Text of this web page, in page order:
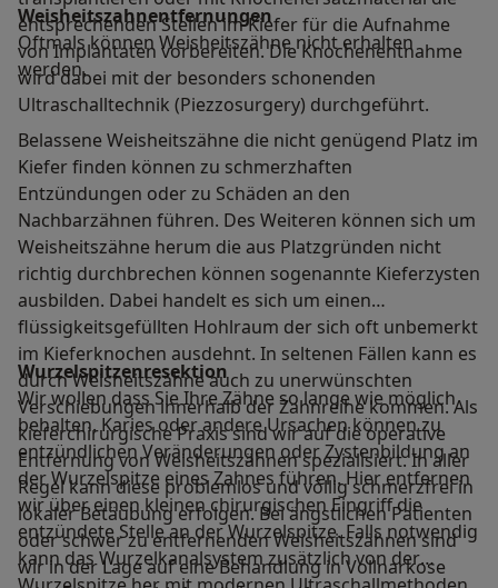
entsprechenden Stellen im Kiefer für die Aufnahme
von Implantaten vorbereiten. Die Knochenentnahme
wird dabei mit der besonders schonenden
Ultraschalltechnik (Piezzosurgery) durchgeführt.
Weisheitszahnentfernungen
Oftmals können Weisheitszähne nicht erhalten
werden.
Belassene Weisheitszähne die nicht genügend Platz im
Kiefer finden können zu schmerzhaften
Entzündungen oder zu Schäden an den
Nachbarzähnen führen. Des Weiteren können sich um
Weisheitszähne herum die aus Platzgründen nicht
richtig durchbrechen können sogenannte Kieferzysten
ausbilden. Dabei handelt es sich um einen
flüssigkeitsgefüllten Hohlraum der sich oft unbemerkt
im Kieferknochen ausdehnt. In seltenen Fällen kann es
durch Weisheitszähne auch zu unerwünschten
Verschiebungen innerhalb der Zahnreihe kommen. Als
kieferchirurgische Praxis sind wir auf die operative
Entfernung von Weisheitszähnen spezialisiert. In aller
Regel kann diese problemlos und völlig schmerzfrei in
lokaler Betäubung erfolgen. Bei ängstlichen Patienten
oder schwer zu entfernenden Weisheitszähnen sind
wir in der Lage auf eine Behandlung in Vollnarkose
Wurzelspitzenresektion
Wir wollen dass Sie Ihre Zähne so lange wie möglich
behalten. Karies oder andere Ursachen können zu
entzündlichen Veränderungen oder Zystenbildung an
der Wurzelspitze eines Zahnes führen. Hier entfernen
wir über einen kleinen chirurgischen Eingriff die
entzündete Stelle an der Wurzelspitze. Falls notwendig
kann das Wurzelkanalsystem zusätzlich von der